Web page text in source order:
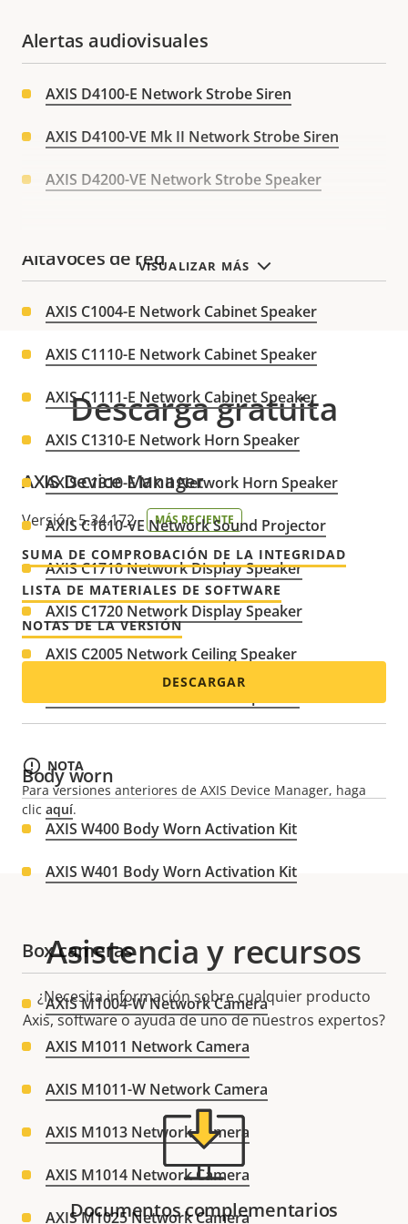
VISUALIZAR MÁS
Alertas audiovisuales
AXIS D4100-E Network Strobe Siren
AXIS D4100-VE Mk II Network Strobe Siren
AXIS D4200-VE Network Strobe Speaker
Altavoces de red
AXIS C1004-E Network Cabinet Speaker
AXIS C1110-E Network Cabinet Speaker
AXIS C1111-E Network Cabinet Speaker
AXIS C1310-E Network Horn Speaker
AXIS C1310-E Mk II Network Horn Speaker
AXIS C1610-VE Network Sound Projector
AXIS C1710 Network Display Speaker
AXIS C1720 Network Display Speaker
AXIS C2005 Network Ceiling Speaker
Body worn
AXIS W400 Body Worn Activation Kit
AXIS W401 Body Worn Activation Kit
Box cameras
AXIS M1004-W Network Camera
AXIS M1011 Network Camera
AXIS M1011-W Network Camera
AXIS M1013 Network Camera
AXIS M1014 Network Camera
AXIS M1025 Network Camera
Descarga gratuita
AXIS Device Manager
Versión 5.34.172 MÁS RECIENTE
SUMA DE COMPROBACIÓN DE LA INTEGRIDAD
LISTA DE MATERIALES DE SOFTWARE
NOTAS DE LA VERSIÓN
DESCARGAR
NOTA
Para versiones anteriores de AXIS Device Manager, haga
clic aquí.
Asistencia y recursos
¿Necesita información sobre cualquier producto
Axis, software o ayuda de uno de nuestros expertos?
Documentos complementarios